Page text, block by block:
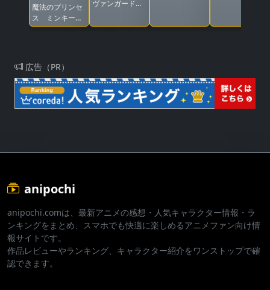
魔法のプリンセ
ス ミンキーモ
モ 憧れの夢へ
ヴァンガード
戦編
広告（PR）
anipochi
anipochi.comは、最新アニメの感想・人気キャラクター情報・ラ
ンキングをまとめ、スマホでも快適に楽しめるアニメファン向け情
報サイトです。
作品レビューやランキング、キャラクター紹介をワンストップで確
認できます。